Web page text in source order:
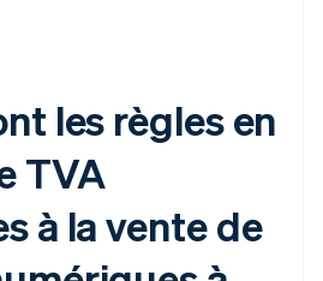
les règles en
TVA
à la vente de